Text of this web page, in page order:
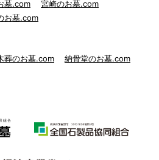
墓.com
宮崎のお墓.com
お墓.com
葬のお墓.com 納骨堂のお墓.com